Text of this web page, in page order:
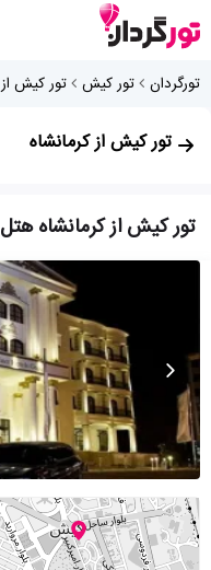
تورگردان تور کیش تور کیش از
تور کیش از کرمانشاه
تور کیش از کرمانشاه